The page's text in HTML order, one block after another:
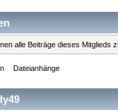
alle Beiträge dieses
Dateianhänge